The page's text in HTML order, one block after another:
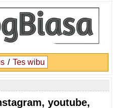
/ Tes wibu
youtube,